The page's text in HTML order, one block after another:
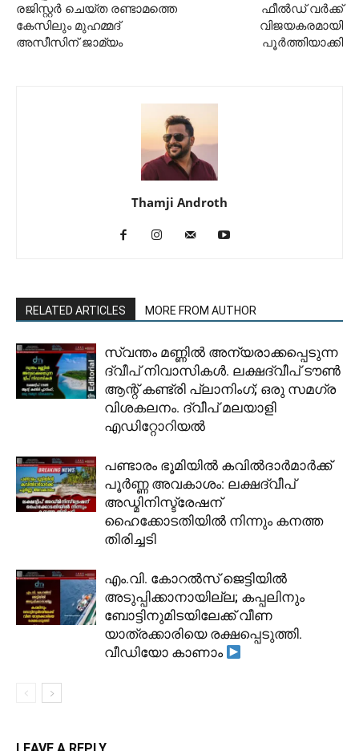
രജിസ്റ്റർ ചെയ്ത രണ്ടാമത്തെ
കേസിലും മുഹമ്മദ്
അസീസിന് ജാമ്യം
ഫീൽഡ് വർക്ക്
വിജയകരമായി
പൂർത്തിയാക്കി
Thamji Androth
RELATED ARTICLES MORE FROM AUTHOR
സ്വന്തം മണ്ണിൽ അന്യരാക്കപ്പെടുന്ന
ദ്വീപ് നിവാസികൾ. ലക്ഷദ്വീപ് ടൗൺ
ആന്റ് കണ്ട്രി പ്ലാനിംഗ്; ഒരു സമഗ്ര
വിശകലനം. ദ്വീപ് മലയാളി
എഡിറ്റോറിയൽ
പണ്ടാരം ഭൂമിയിൽ കവിൽദാർമാർക്ക്
പൂർണ്ണ അവകാശം: ലക്ഷദ്വീപ്
അഡ്മിനിസ്ട്രേഷന്
ഹൈക്കോടതിയിൽ നിന്നും കനത്ത
തിരിച്ചടി
​എം.വി. കോറൽസ് ജെട്ടിയിൽ
അടുപ്പിക്കാനായില്ല; കപ്പലിനും
ബോട്ടിനുമിടയിലേക്ക് വീണ
യാത്രക്കാരിയെ രക്ഷപ്പെടുത്തി.
വീഡിയോ കാണാം